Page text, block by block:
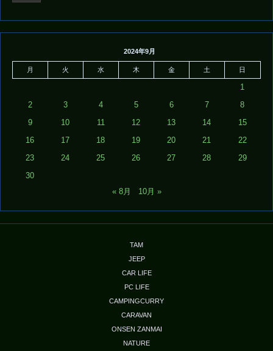
2024年9月
月 火 水 木 金 土 日
1
2 3 4 5 6 7 8
9 10 11 12 13 14 15
16 17 18 19 20 21 22
23 24 25 26 27 28 29
30
« 8月
10月 »
TAM
JEEP
CAR LIFE
PC LIFE
CAMPINGCURRY
CARAVAN
ONSEN ZANMAI
NATURE